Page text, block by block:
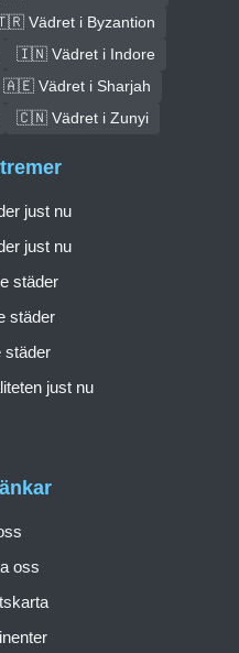
Vädret i Byzantion
🇮🇳 Vädret i Indore
🇦🇪 Vädret i Sharjah
🇨🇳 Vädret i Zunyi
oss
just nu
just nu
städer
städer
städer
just nu